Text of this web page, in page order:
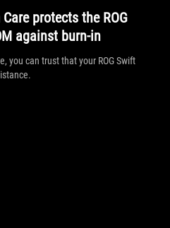
protects the ROG
against burn-in
you can trust that your ROG Swift